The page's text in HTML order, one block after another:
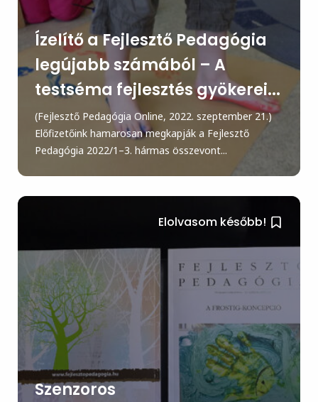
Ízelítő a Fejlesztő Pedagógia
legújabb számából – A
testséma fejlesztés gyökerei...
(Fejlesztő Pedagógia Online, 2022. szeptember 21.)
Előfizetőink hamarosan megkapják a Fejlesztő
Pedagógia 2022/1–3. hármas összevont...
Elolvasom később!
Szenzoros